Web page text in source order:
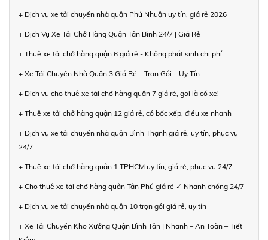
+ Dịch vụ xe tải chuyển nhà quận Phú Nhuận uy tín, giá rẻ 2026
+ Dịch Vụ Xe Tải Chở Hàng Quận Tân Bình 24/7 | Giá Rẻ
+ Thuê xe tải chở hàng quận 6 giá rẻ - Không phát sinh chi phí
+ Xe Tải Chuyển Nhà Quận 3 Giá Rẻ – Trọn Gói – Uy Tín
+ Dịch vụ cho thuê xe tải chở hàng quận 7 giá rẻ, gọi là có xe!
+ Thuê xe tải chở hàng quận 12 giá rẻ, có bốc xếp, điều xe nhanh
+ Dịch vụ xe tải chuyển nhà quận Bình Thạnh giá rẻ, uy tín, phục vụ
24/7
+ Thuê xe tải chở hàng quận 1 TPHCM uy tín, giá rẻ, phục vụ 24/7
+ Cho thuê xe tải chở hàng quận Tân Phú giá rẻ ✓ Nhanh chóng 24/7
+ Dịch vụ xe tải chuyển nhà quận 10 trọn gói giá rẻ, uy tín
+ Xe Tải Chuyển Kho Xưởng Quận Bình Tân | Nhanh – An Toàn – Tiết